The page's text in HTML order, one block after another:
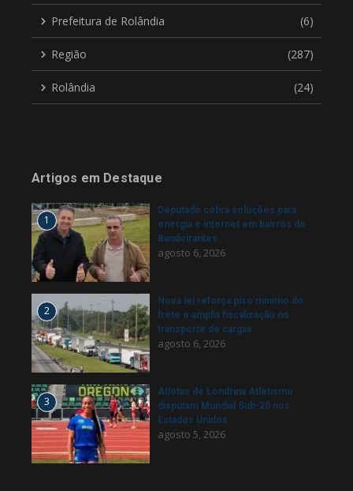
Prefeitura de Rolândia (6)
Região (287)
Rolândia (24)
Artigos em Destaque
1
Deputado cobra soluções para
energia e internet em bairros de
Bandeirantes
agosto 6, 2026
2
Nova lei reforça piso mínimo do
frete e amplia fiscalização no
transporte de cargas
agosto 6, 2026
3
Atletas de Londrina Atletismo
disputam Mundial Sub-20 nos
Estados Unidos
agosto 5, 2026